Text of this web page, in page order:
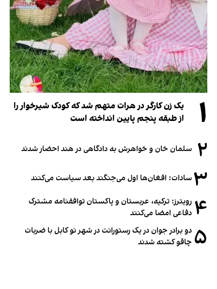
۱
یک زن کارگر در هرات متهم شد که کودک شیرخوار را
از طبقه پنجم پایین انداخته است
۲ سلمان خان و خواهرش به دادگاهی در هند احضار شدند
۳سادات: افغان‌ها اول می‌جنگند بعد سیاست می‌کنند
۴ رویترز: ترکیه، عربستان و پاکستان توافقنامه مشترک
دفاعی امضا می‌کنند
۵ دو برادر جوان در یک رستورانت در شهر نو کابل با ضربات
چاقو کشته شدند